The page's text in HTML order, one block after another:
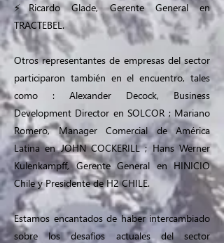
⚡Ricardo Glade, Gerente General en
TRACTEBEL.
Otros representantes de empresas del sector
participaron también en el encuentro, tales
como : Alexander Decock, Business
Development Director en SOLCOR ; Mariano
Romero, Manager Comercial de América
Latina en JOHN COCKERILL ; Hans Werner
Kulenkampff, Gerente General en HINICIO
Chile y Presidente de H2 CHILE.
Estamos encantados de haber intercambiado
sobre los desafíos actuales del sector